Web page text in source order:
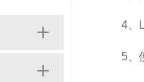
4、
5、便